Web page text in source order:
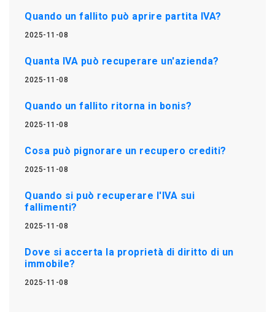
Quando un fallito può aprire partita IVA?
2025-11-08
Quanta IVA può recuperare un'azienda?
2025-11-08
Quando un fallito ritorna in bonis?
2025-11-08
Cosa può pignorare un recupero crediti?
2025-11-08
Quando si può recuperare l'IVA sui
fallimenti?
2025-11-08
Dove si accerta la proprietà di diritto di un
immobile?
2025-11-08